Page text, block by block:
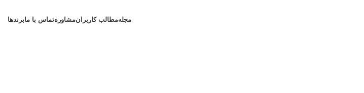
مجلهمطالب کاربرانمشاورهتماس با مابرندها